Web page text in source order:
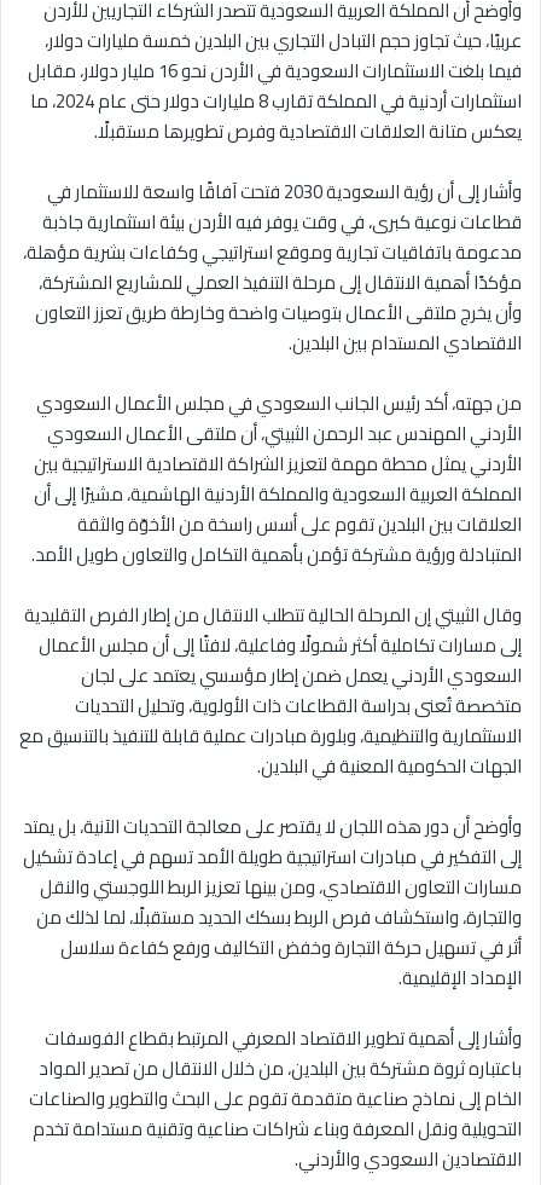
وأوضح أن المملكة العربية السعودية تتصدر الشركاء التجاريين للأردن
عربيًا، حيث تجاوز حجم التبادل التجاري بين البلدين خمسة مليارات دولار،
فيما بلغت الاستثمارات السعودية في الأردن نحو 16 مليار دولار، مقابل
استثمارات أردنية في المملكة تقارب 8 مليارات دولار حتى عام 2024، ما
يعكس متانة العلاقات الاقتصادية وفرص تطويرها مستقبلًا.
وأشار إلى أن رؤية السعودية 2030 فتحت آفاقًا واسعة للاستثمار في
قطاعات نوعية كبرى، في وقت يوفر فيه الأردن بيئة استثمارية جاذبة
مدعومة باتفاقيات تجارية وموقع استراتيجي وكفاءات بشرية مؤهلة،
مؤكدًا أهمية الانتقال إلى مرحلة التنفيذ العملي للمشاريع المشتركة،
وأن يخرج ملتقى الأعمال بتوصيات واضحة وخارطة طريق تعزز التعاون
الاقتصادي المستدام بين البلدين.
من جهته، أكد رئيس الجانب السعودي في مجلس الأعمال السعودي
الأردني المهندس عبد الرحمن الثبيتي، أن ملتقى الأعمال السعودي
الأردني يمثل محطة مهمة لتعزيز الشراكة الاقتصادية الاستراتيجية بين
المملكة العربية السعودية والمملكة الأردنية الهاشمية، مشيرًا إلى أن
العلاقات بين البلدين تقوم على أسس راسخة من الأخوّة والثقة
المتبادلة ورؤية مشتركة تؤمن بأهمية التكامل والتعاون طويل الأمد.
وقال الثبيتي إن المرحلة الحالية تتطلب الانتقال من إطار الفرص التقليدية
إلى مسارات تكاملية أكثر شمولًا وفاعلية، لافتًا إلى أن مجلس الأعمال
السعودي الأردني يعمل ضمن إطار مؤسسي يعتمد على لجان
متخصصة تُعنى بدراسة القطاعات ذات الأولوية، وتحليل التحديات
الاستثمارية والتنظيمية، وبلورة مبادرات عملية قابلة للتنفيذ بالتنسيق مع
الجهات الحكومية المعنية في البلدين.
وأوضح أن دور هذه اللجان لا يقتصر على معالجة التحديات الآنية، بل يمتد
إلى التفكير في مبادرات استراتيجية طويلة الأمد تسهم في إعادة تشكيل
مسارات التعاون الاقتصادي، ومن بينها تعزيز الربط اللوجستي والنقل
والتجارة، واستكشاف فرص الربط بسكك الحديد مستقبلًا، لما لذلك من
أثر في تسهيل حركة التجارة وخفض التكاليف ورفع كفاءة سلاسل
الإمداد الإقليمية.
وأشار إلى أهمية تطوير الاقتصاد المعرفي المرتبط بقطاع الفوسفات
باعتباره ثروة مشتركة بين البلدين، من خلال الانتقال من تصدير المواد
الخام إلى نماذج صناعية متقدمة تقوم على البحث والتطوير والصناعات
التحويلية ونقل المعرفة وبناء شراكات صناعية وتقنية مستدامة تخدم
الاقتصادين السعودي والأردني.